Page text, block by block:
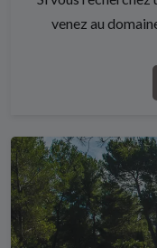
venez au